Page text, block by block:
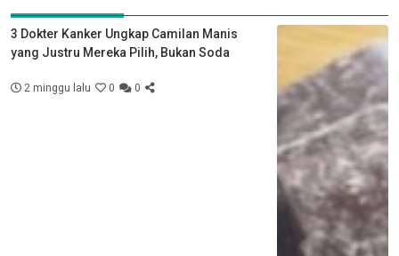
3 Dokter Kanker Ungkap Camilan Manis
yang Justru Mereka Pilih, Bukan Soda
2 minggu lalu 0 0